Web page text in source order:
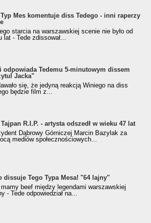
Mes komentuje diss Tedego - inni raperzy
starcia na warszawskiej scenie nie było od
lat - Tede zdissował...
odpowiada Tedemu 5-minutowym dissem
Jacka"
się, że jedyną reakcją Winiego na diss
będzie film z...
R.I.P. - artysta odszedł w wieku 47 lat
Dąbrowy Górniczej Marcin Bazylak za
mediów społecznościowych...
dissuje Tego Typa Mesa! "64 lajny"
mamy beef między legendami warszawskiej
- Tede odpowiedział na...